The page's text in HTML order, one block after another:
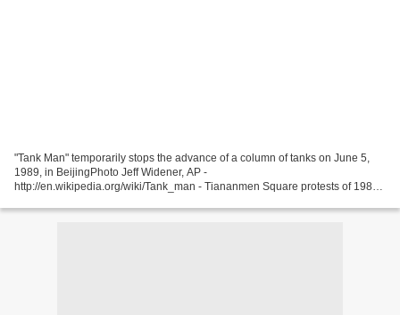
"Tank Man" temporarily stops the advance of a column of tanks on June 5,
1989, in BeijingPhoto Jeff Widener, AP -
http://en.wikipedia.org/wiki/Tank_man - Tiananmen Square protests of 1989